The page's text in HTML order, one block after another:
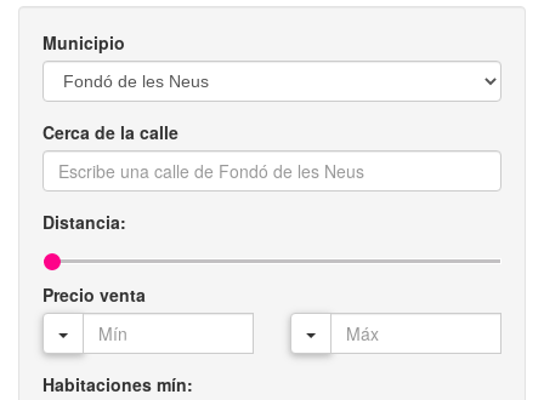
Municipio
Cerca de la calle
Distancia:
Precio venta
Habitaciones mín: